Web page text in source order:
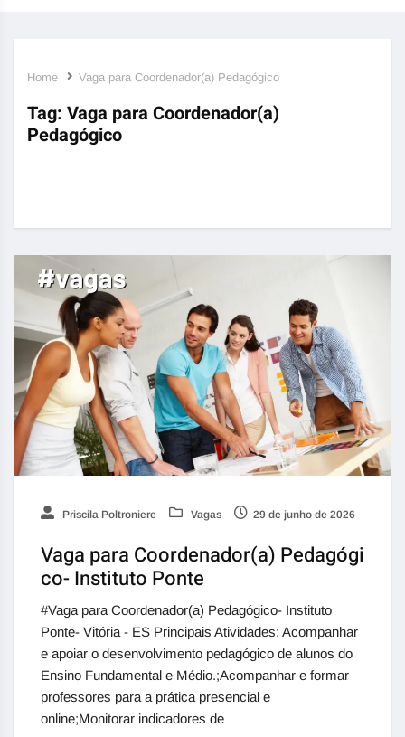
Home Vaga para Coordenador(a) Pedagógico
Tag: Vaga para Coordenador(a)
Pedagógico
Priscila Poltroniere Vagas 29 de junho de 2026
Vaga para Coordenador(a) Pedagógi
co- Instituto Ponte
#Vaga para Coordenador(a) Pedagógico- Instituto
Ponte- Vitória - ES Principais Atividades: Acompanhar
e apoiar o desenvolvimento pedagógico de alunos do
Ensino Fundamental e Médio.;Acompanhar e formar
professores para a prática presencial e
online;Monitorar indicadores de